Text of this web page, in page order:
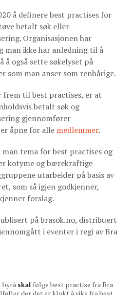
å definere best practises for
betalt søk eller
Organisasjonen har
man ikke har anledning til å
å også sette søkelyset på
som man anser som renhårige.
frem til best practises, er at
betalt søk og
gjennomfører
åpne for alle medlemmer.
tema for best practises og
kotyme og bærekraftige
utarbeider på basis av
som så igjen godkjenner,
forslag.
på brasok.no, distribuert
i eventer i regi av Bra
byrå skal følge best practise fra Bra
der det er klokt å vike fra best